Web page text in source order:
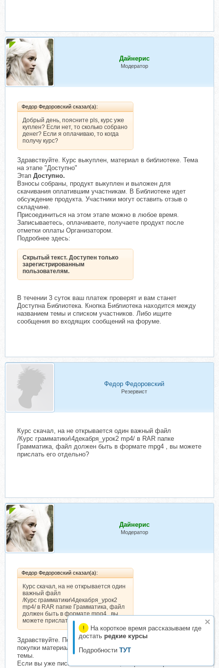
На короткое время рассказываем где
достать редкие курсы
Подробности ТУТ
Дайнерис
Модератор
Федор Федоровский сказал(а):
Добрый день, поясните pls, курс уже
куплен? Если нет, то сколько собрано
денег? Если я оплачиваю, то когда
получу курс?
Здравствуйте. Курс выкуплен, материал в библиотеке. Тема
на этапе "Доступно"
Этап Доступно.
Взносы собраны, продукт выкуплен и выложен для
скачивания оплатившим участникам. В Библиотеке идет
обсуждение продукта. Участники могут оставить отзыв о
складчине.
Присоединиться на этом этапе можно в любое время.
Записываетесь, оплачиваете, получаете продукт после
отметки оплаты Организатором.
Подробнее здесь:
Скрытый текст. Доступен только
зарегистрированным
пользователям.
В течении 3 суток ваш платеж проверят и вам станет
Доступна Библиотека. Кнопка Библиотека находится между
названием темы и списком участников. Либо ищите
сообщения во входящих сообщений на форуме.
Федор Федоровский
Резервист
Курс скачал, на не открывается один важный файл
/Курс грамматики\4декабря_урок2 mp4/ в RAR папке
Грамматика, файл должен быть в формате mpg4 , вы можете
прислать его отдельно?
Дайнерис
Модератор
Федор Федоровский сказал(а):
Курс скачал, на не открывается один
важный файл
/Курс грамматики\4декабря_урок2
mp4/ в RAR папке Грамматика, файл
должен быть в формате mpg4 , вы
можете прислать его отдельно?
Здравствуйте. Пожалуйста, соблюдайте Правила. После
покупки материала вся переписка ведется в "Библиотеке"
темы.
Если вы уже писали в Библиотеке, а Организатор не